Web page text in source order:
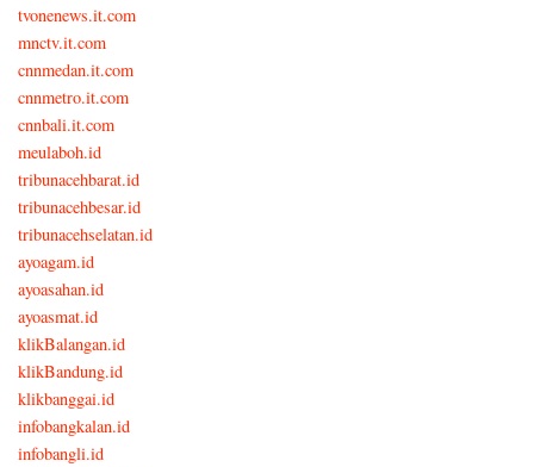
tvonenews.it.com
mnctv.it.com
cnnmedan.it.com
cnnmetro.it.com
cnnbali.it.com
meulaboh.id
tribunacehbarat.id
tribunacehbesar.id
tribunacehselatan.id
ayoagam.id
ayoasahan.id
ayoasmat.id
klikBalangan.id
klikBandung.id
klikbanggai.id
infobangkalan.id
infobangli.id